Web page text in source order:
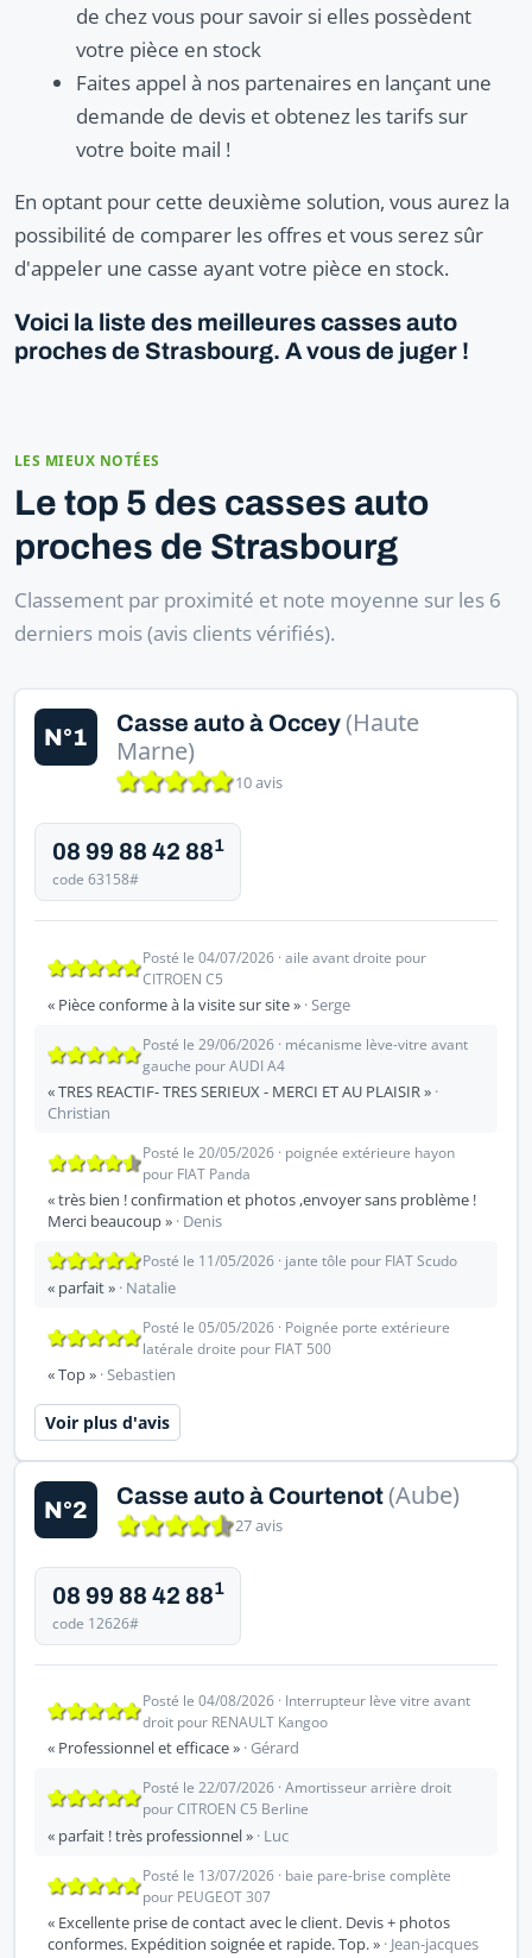
de chez vous pour savoir si elles possèdent
votre pièce en stock
Faites appel à nos partenaires en lançant une
demande de devis et obtenez les tarifs sur
votre boite mail !
En optant pour cette deuxième solution, vous aurez la
possibilité de comparer les offres et vous serez sûr
d'appeler une casse ayant votre pièce en stock.
Voici la liste des meilleures casses auto
proches de Strasbourg. A vous de juger !
LES MIEUX NOTÉES
Le top 5 des casses auto
proches de Strasbourg
Classement par proximité et note moyenne sur les 6
derniers mois (avis clients vérifiés).
N°1
Casse auto à Occey (Haute
Marne)
10 avis
08 99 88 42 881
code 63158#
Posté le 04/07/2026 · aile avant droite pour
CITROEN C5
« Pièce conforme à la visite sur site » · Serge
Posté le 29/06/2026 · mécanisme lève-vitre avant
gauche pour AUDI A4
« TRES REACTIF- TRES SERIEUX - MERCI ET AU PLAISIR » ·
Christian
Posté le 20/05/2026 · poignée extérieure hayon
pour FIAT Panda
« très bien ! confirmation et photos ,envoyer sans problème !
Merci beaucoup » · Denis
Posté le 11/05/2026 · jante tôle pour FIAT Scudo
« parfait » · Natalie
Posté le 05/05/2026 · Poignée porte extérieure
latérale droite pour FIAT 500
« Top » · Sebastien
Voir plus d'avis
N°2
Casse auto à Courtenot (Aube)
27 avis
08 99 88 42 881
code 12626#
Posté le 04/08/2026 · Interrupteur lève vitre avant
droit pour RENAULT Kangoo
« Professionnel et efficace » · Gérard
Posté le 22/07/2026 · Amortisseur arrière droit
pour CITROEN C5 Berline
« parfait ! très professionnel » · Luc
Posté le 13/07/2026 · baie pare-brise complète
pour PEUGEOT 307
« Excellente prise de contact avec le client. Devis + photos
conformes. Expédition soignée et rapide. Top. » · Jean-jacques